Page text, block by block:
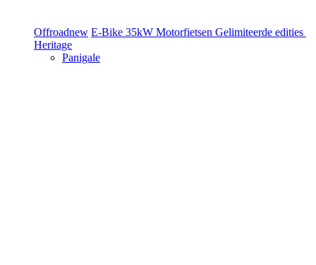
Offroadnew E-Bike 35kW Motorfietsen Gelimiteerde edities
Heritage
Panigale